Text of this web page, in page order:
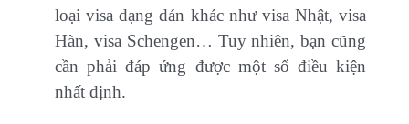
loại visa dạng dán khác như visa Nhật, visa
Hàn, visa Schengen… Tuy nhiên, bạn cũng
cần phải đáp ứng được một số điều kiện
nhất định.